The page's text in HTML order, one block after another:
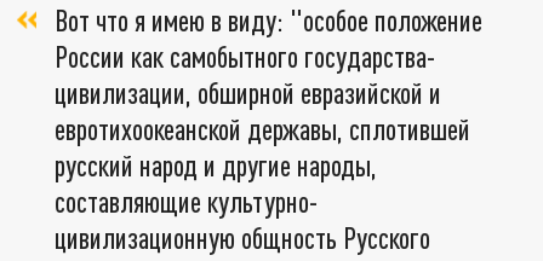
Вот что я имею в виду: "особое положение
России как самобытного государства-
цивилизации, обширной евразийской и
евротихоокеанской державы, сплотившей
русский народ и другие народы,
составляющие культурно-
цивилизационную общность Русского